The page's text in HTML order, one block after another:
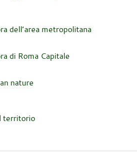
dell’area metropolitana
di Roma Capitale
nature
territorio